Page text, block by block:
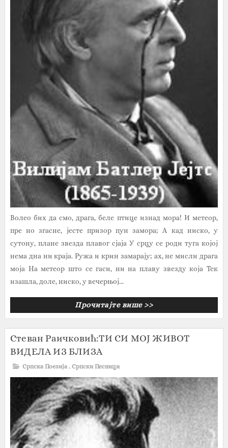
Волео бих да смо, драга, беле птице изнад мора! И метеор,
пре но згасне, јесте призор пун замора; А кад ниско, у
сутону, плане звезда плавог сјаја У срцу се роди туга којој
нема дна ни краја. Ружа и крин замарају; ах, не мисли драга
моја На метеор што се гаси, ни на плаву звезду која Тек
изашла, доле, ниско, у вечерњој...
Прочитајте више >>
Стеван Раичковић:ТИ СИ МОЈ ЖИВОТ
ВИДЕЛА ИЗ БЛИЗА
Српска Поезија , Српски Песници